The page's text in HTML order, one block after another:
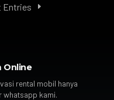
Entries
Online
rental mobil hanya
whatsapp kami.